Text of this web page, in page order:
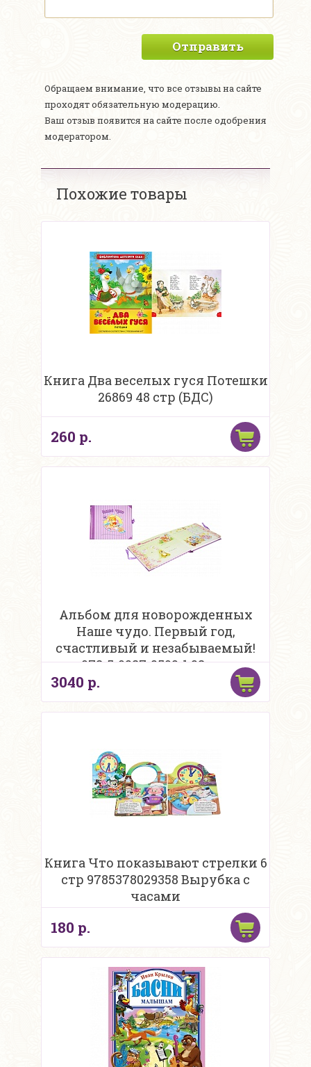
Отправить
Обращаем внимание, что все отзывы на сайте
проходят обязательную модерацию.
Ваш отзыв появится на сайте после одобрения
модератором.
Похожие товары
Книга Два веселых гуся Потешки
26869 48 стр (БДС)
260 р.
Альбом для новорожденных
Наше чудо. Первый год,
счастливый и незабываемый!
978-5-9287-2592-1 28 стр
3040 р.
Книга Что показывают стрелки 6
стр 9785378029358 Вырубка с
часами
180 р.